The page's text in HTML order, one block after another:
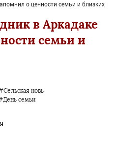
о ценности семьи и близких
в Аркадаке
семьи и
новь
семьи